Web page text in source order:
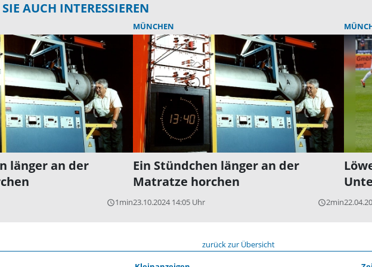
AUCH INTERESSIEREN
länger an der
query_builder1min
MÜNCHEN
Ein Stündchen länger an der
Matratze horchen
23.10.2024 14:05 Uhr query_builder2min
zurück zur Übersicht